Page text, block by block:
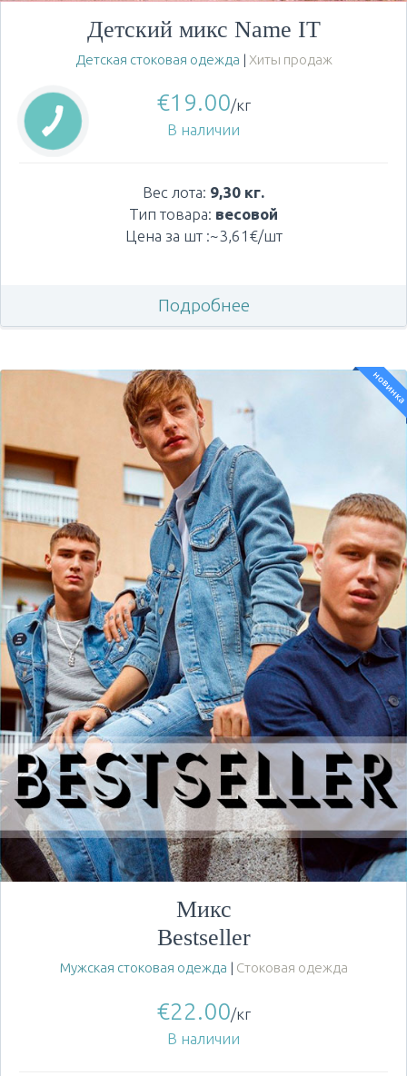
Детский микс Name IT
Детская стоковая одежда | Хиты продаж
€19.00/кг
В наличии
Вес лота: 9,30 кг.
Тип товара: весовой
Цена за шт :~3,61€/шт
Подробнее
Микс
Bestseller
Мужская стоковая одежда Стоковая одежда
€22.00/кг
В наличии